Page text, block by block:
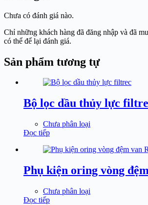
Chưa có đánh giá nào.
Chỉ những khách hàng đã đăng nhập và đã
có thể để lại đánh giá.
Sản phẩm tương tự
Bộ lọc dầu thủy lực
Chưa phân loại
Đọc tiếp
Phụ kiện oring vòng
Chưa phân loại
Đọc tiếp